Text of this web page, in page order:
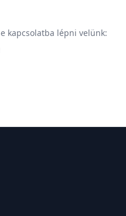
kapcsolatba lépni velünk: